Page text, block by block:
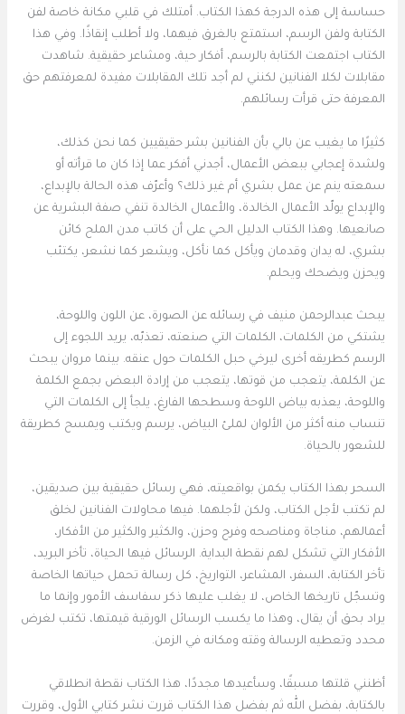
حساسة إلى هذه الدرجة كهذا الكتاب. أمتلك في قلبي مكانة خاصة لفن
الكتابة ولفن الرسم، استمتع بالغرق فيهما، ولا أطلب إنقاذًا. وفي هذا
الكتاب اجتمعت الكتابة بالرسم، أفكار حية، ومشاعر حقيقية. شاهدت
مقابلات لكلا الفنانين لكنني لم أجد تلك المقابلات مفيدة لمعرفتهم حق
المعرفة حتى قرأت رسائلهم.
كثيرًا ما يغيب عن بالي بأن الفنانين بشر حقيقيين كما نحن كذلك،
ولشدة إعجابي ببعض الأعمال، أجدني أفكر عما إذا كان ما قرأته أو
سمعته ينم عن عمل بشري أم غير ذلك؟ وأعرّف هذه الحالة بالإبداع،
والإبداع يولّد الأعمال الخالدة، والأعمال الخالدة تنفي صفة البشرية عن
صانعيها. وهذا الكتاب الدليل الحي على أن كاتب مدن الملح كائن
بشري، له يدان وقدمان ويأكل كما نأكل، ويشعر كما نشعر، يكتئب
ويحزن ويضحك ويحلم.
يبحث عبدالرحمن منيف في رسائله عن الصورة، عن اللون واللوحة،
يشتكي من الكلمات، الكلمات التي صنعته، تعذبّه، يريد اللجوء إلى
الرسم كطريقه أخرى ليرخي حبل الكلمات حول عنقه. بينما مروان يبحث
عن الكلمة، يتعجب من قوتها، يتعجب من إرادة البعض بجمع الكلمة
واللوحة، يعذبه بياض اللوحة وسطحها الفارغ، يلجأ إلى الكلمات التي
تنساب منه أكثر من الألوان لملئ البياض، يرسم ويكتب ويمسح كطريقة
للشعور بالحياة.
السحر بهذا الكتاب يكمن بواقعيته، فهي رسائل حقيقية بين صديقين،
لم تكتب لأجل الكتاب، ولكن لأجلهما. فيها محاولات الفنانين لخلق
أعمالهم، مناجاة ومناصحه وفرح وحزن، والكثير والكثير من الأفكار،
الأفكار التي تشكل لهم نقطة البداية. الرسائل فيها الحياة، تأخر البريد،
تأخر الكتابة، السفر، المشاعر، التواريخ، كل رسالة تحمل حياتها الخاصة
وتسجّل تاريخها الخاص، لا يغلب عليها ذكر سفاسف الأمور وإنما ما
يراد بحق أن يقال، وهذا ما يكسب الرسائل الورقية قيمتها، تكتب لغرض
محدد وتعطيه الرسالة وقته ومكانه في الزمن.
أظنني قلتها مسبقًا، وسأعيدها مجددًا، هذا الكتاب نقطة انطلاقي
بالكتابة، بفضل الله ثم بفضل هذا الكتاب قررت نشر كتابي الأول، وقررت